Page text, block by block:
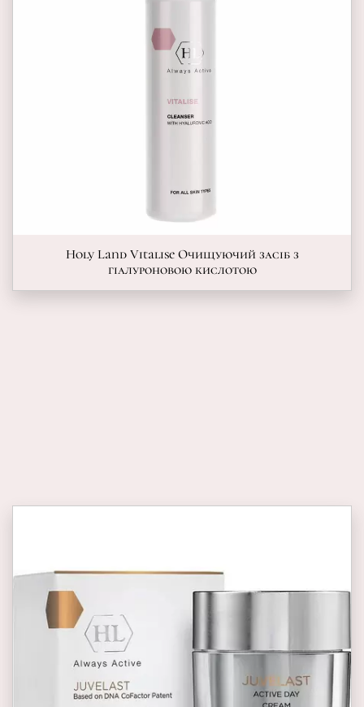
Holy Land Vitalise Очищуючий засіб з
гіалуроновою кислотою